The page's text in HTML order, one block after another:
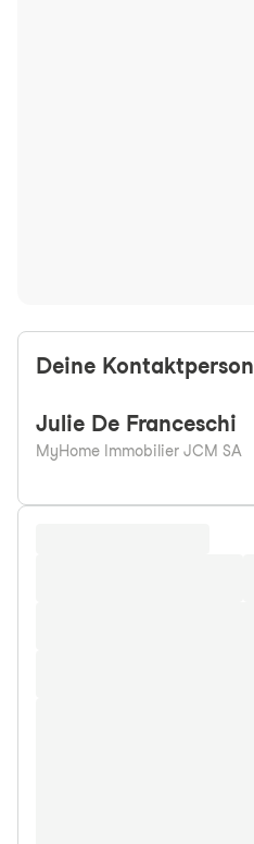
Deine Kontaktperson
Julie De Franceschi
MyHome Immobilier JCM SA